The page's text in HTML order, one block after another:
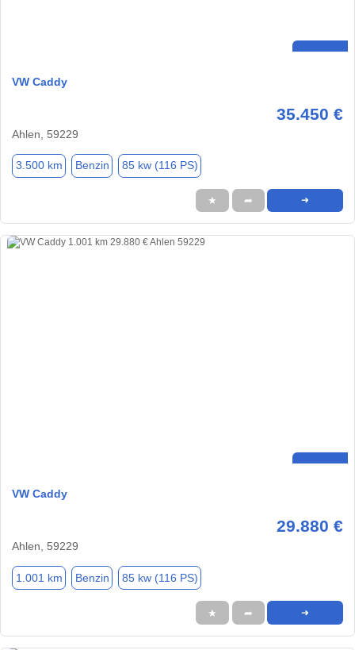
VW Caddy
35.450 €
Ahlen, 59229
3.500 km Benzin 85 kw (116 PS)
★ ➦ ➜
VW Caddy
29.880 €
Ahlen, 59229
1.001 km Benzin 85 kw (116 PS)
★ ➦ ➜